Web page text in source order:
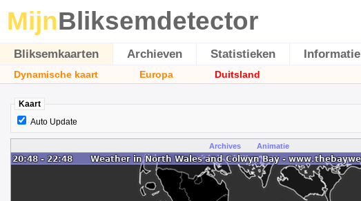
MijnBliksemdetector
Bliksemkaarten Archieven Statistieken Informatie
Dynamische kaart Europa Duitsland
Kaart
Auto Update
Archives Animatie